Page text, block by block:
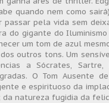
quando nem como
passar pela vida sem
do gigante do
um tom de azul
outros tons. Um
a Sócrates,
O Tom Ausente
e espirituoso da
da natureza fugidia da